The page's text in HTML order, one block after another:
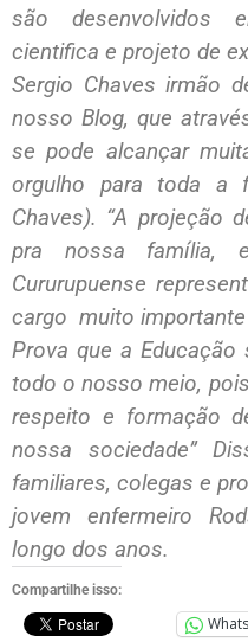
são desenvolvidos
cientifica e projeto de
Sergio Chaves irmão
nosso Blog, que
se pode alcançar
orgulho para toda a
Chaves). “A projeção
pra nossa família,
Cururupuense
cargo muito
Prova que a
todo o nosso meio,
respeito e formação
nossa sociedade”
familiares, colegas e
jovem enfermeiro
longo dos anos.
Compartilhe isso: